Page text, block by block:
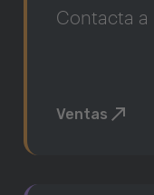
Contacta a
Ventas